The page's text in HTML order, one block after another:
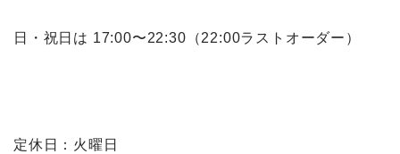
日・祝日は 17:00〜22:30（22:00ラストオーダー）
定休日：火曜日